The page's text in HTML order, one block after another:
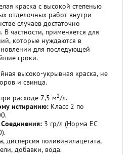
краска с высокой степенью
отделочных работ внутри
случаев достаточно
частности, применяется для
которые нуждаются в
для последующей
сроки.
высоко-укрывная краска, не
и свинца.
расходе 7,5 м2/л.
истиранию: Класс 2 по
Соединения: 3 гр/л (Норма ЕС
дисперсия поливинилацетата,
добавки, вода.